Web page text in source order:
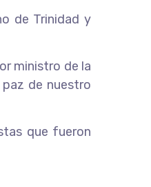
de Trinidad y
ministro de la
de nuestro
que fueron